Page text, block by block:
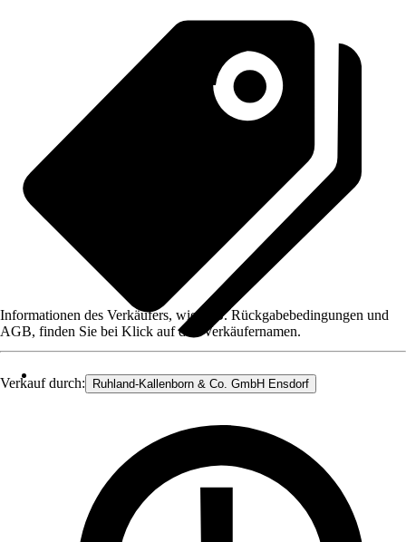
Verkauf durch: Ruhland-Kallenborn & Co. GmbH Ensdorf
Informationen des Verkäufers, wie z. B. Rückgabebedingungen und
AGB, finden Sie bei Klick auf den Verkäufernamen.